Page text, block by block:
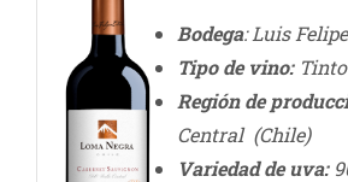
Bodega: Luis
Tipo de vino:Tinto
Región de
Central (Chile)
Variedad de uva: